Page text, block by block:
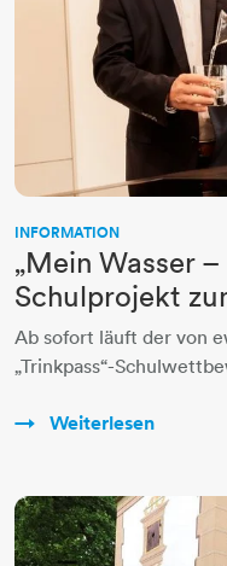
INFORMATION
„Mein Wasser
Schulprojekt
Ab sofort läuft der von
„Trinkpass“-
Weiterlesen